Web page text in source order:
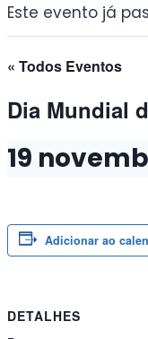
Este evento já
« Todos Eventos
Dia Mundial
19
Adicionar ao
DETALHES